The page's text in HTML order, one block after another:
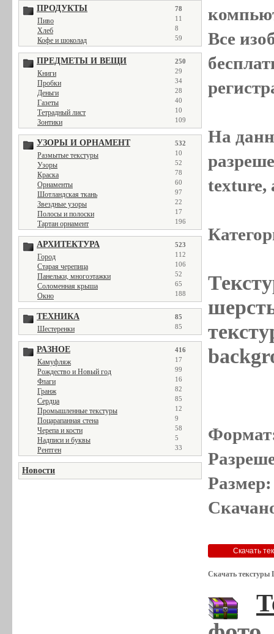
ПРОДУКТЫ 78
Пиво 11
Хлеб 8
Кофе и шоколад 59
ПРЕДМЕТЫ И ВЕЩИ 250
Книги 29
Пробки 34
Деньги 28
Газеты 40
Тетрадный лист 10
Зонтики 109
УЗОРЫ И ОРНАМЕНТ 532
Размытые текстуры 10
Узоры 52
Краска 78
Орнаменты 60
Шотландская ткань 97
Звездные узоры 22
Полосы и полоски 17
Тартан орнамент 196
АРХИТЕКТУРА 523
Город 112
Старая черепица 106
Панельки, многоэтажки 52
Соломенная крыша 65
Окно 188
ТЕХНИКА 85
Шестеренки 85
РАЗНОЕ 416
Камуфляж 17
Рождество и Новый год 99
Флаги 16
Гранж 82
Сердца 85
Промышленные текстуры 12
Поцарапанная стена 9
Черепа и кости 58
Надписи и буквы 5
Рентген 33
Новости
Все
На
texture,
Скачать текстуры